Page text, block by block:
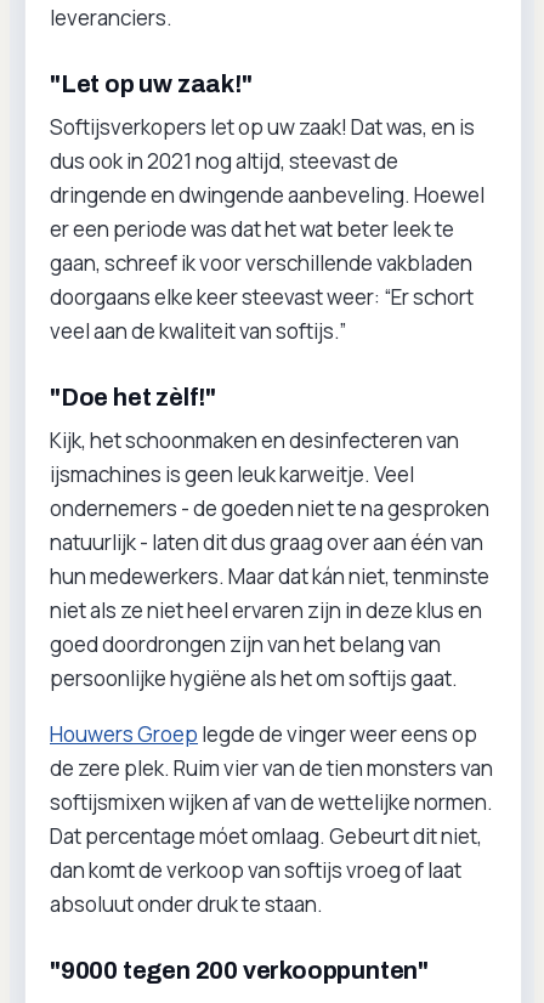
leveranciers.
"Let op uw zaak!"
Softijsverkopers let op uw zaak! Dat was, en is
dus ook in 2021 nog altijd, steevast de
dringende en dwingende aanbeveling. Hoewel
er een periode was dat het wat beter leek te
gaan, schreef ik voor verschillende vakbladen
doorgaans elke keer steevast weer: “Er schort
veel aan de kwaliteit van softijs.”
"Doe het zèlf!"
Kijk, het schoonmaken en desinfecteren van
ijsmachines is geen leuk karweitje. Veel
ondernemers - de goeden niet te na gesproken
natuurlijk - laten dit dus graag over aan één van
hun medewerkers. Maar dat kán niet, tenminste
niet als ze niet heel ervaren zijn in deze klus en
goed doordrongen zijn van het belang van
persoonlijke hygiëne als het om softijs gaat.
Houwers Groep legde de vinger weer eens op
de zere plek. Ruim vier van de tien monsters van
softijsmixen wijken af van de wettelijke normen.
Dat percentage móet omlaag. Gebeurt dit niet,
dan komt de verkoop van softijs vroeg of laat
absoluut onder druk te staan.
"9000 tegen 200 verkooppunten"